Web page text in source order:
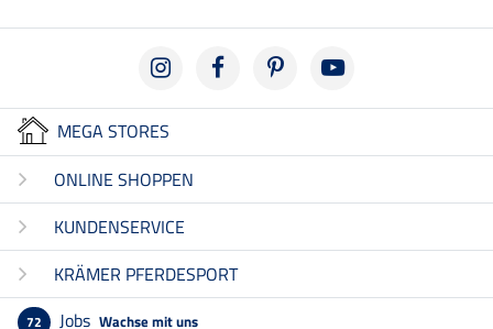
MEGA STORES
ONLINE SHOPPEN
KUNDENSERVICE
KRÄMER PFERDESPORT
72 Jobs Wachse mit uns